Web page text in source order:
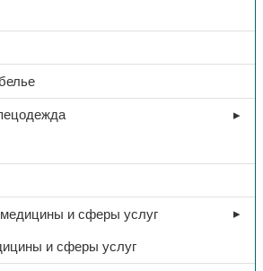
и сферы услуг
и сферы услуг
санитарной по
от 08.02.2013